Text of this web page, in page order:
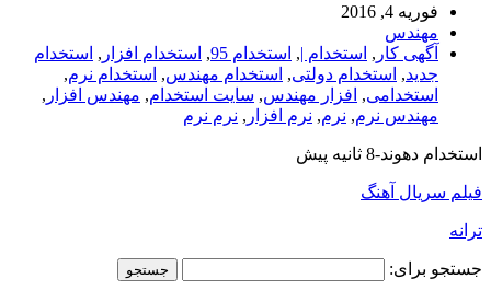
فوریه 4, 2016
مهندس
آگهی کار , استخدام |, استخدام 95 , استخدام افزار , استخدام
جدید, استخدام دولتی, استخدام مهندس, استخدام نرم,
استخدامی, افزار مهندس, سایت استخدام, مهندس افزار ,
مهندس نرم, نرم, نرم افزار , نرم نرم
استخدام دهوند-8 ثانیه پیش
فیلم سریال آهنگ
ترانه
جستجو برای: